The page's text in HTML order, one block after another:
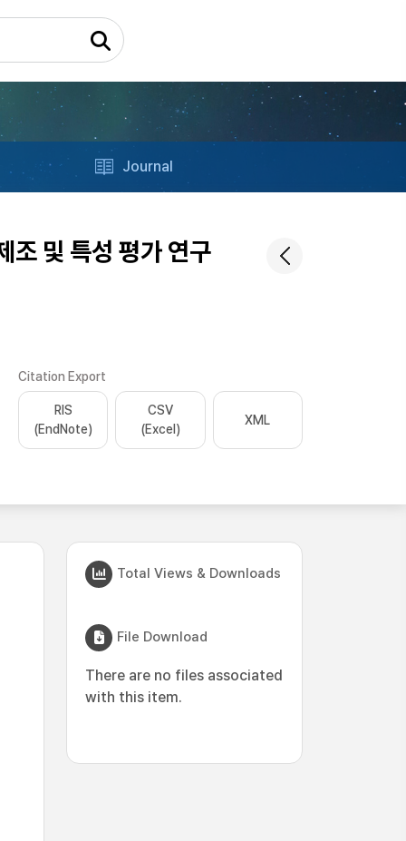
Journal
조 및 특성 평가 연구
Citation Export
RIS
(EndNote)
CSV
(Excel)
XML
Total Views & Downloads
File Download
There are no files associated
with this item.